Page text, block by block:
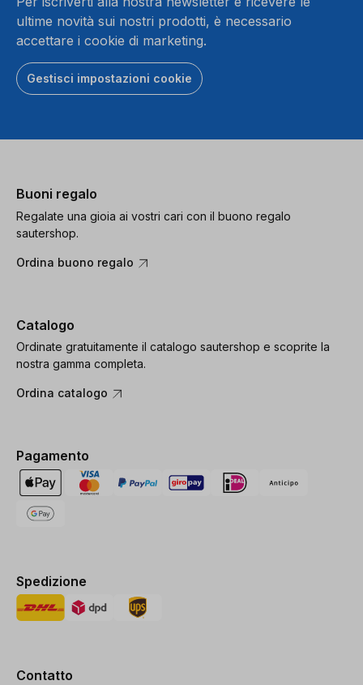
ultime novità sui nostri prodotti, è necessario
accettare i cookie di marketing.
Gestisci impostazioni cookie
Buoni regalo
Regalate una gioia ai vostri cari con il buono regalo
sautershop.
Ordina buono regalo
Catalogo
Ordinate gratuitamente il catalogo sautershop e scoprite la
nostra gamma completa.
Ordina catalogo
Pagamento
Spedizione
Contatto